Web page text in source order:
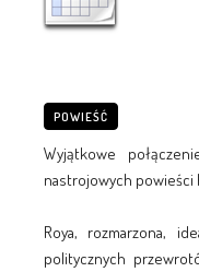
POWIEŚĆ
Wyjątkowe
nastrojowych powieści
Roya, rozmarzona,
politycznych